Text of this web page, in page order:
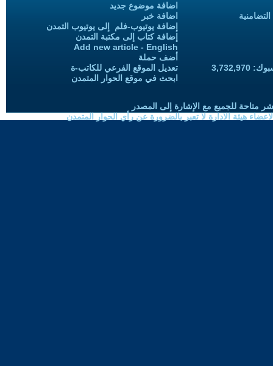
اضافة موضوع جديد
اضافة خبر
إضافة يوتيوب-فلم إلى يوتيوب التمدن
إضافة كتاب إلى مكتبة التمدن
Add new article - English
أضف حملة
تعديل الموقع الفرعي للكاتب-ة
ابحث في موقع الحوار المتمدن
متاحة للجميع مع الإشارة إلى المصدر
هيئة الادارة لا تعبر بالضرورة عن رأي الحوار المتمدن